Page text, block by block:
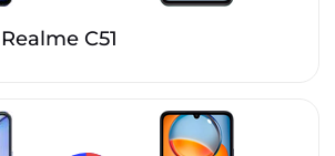
Realme C51